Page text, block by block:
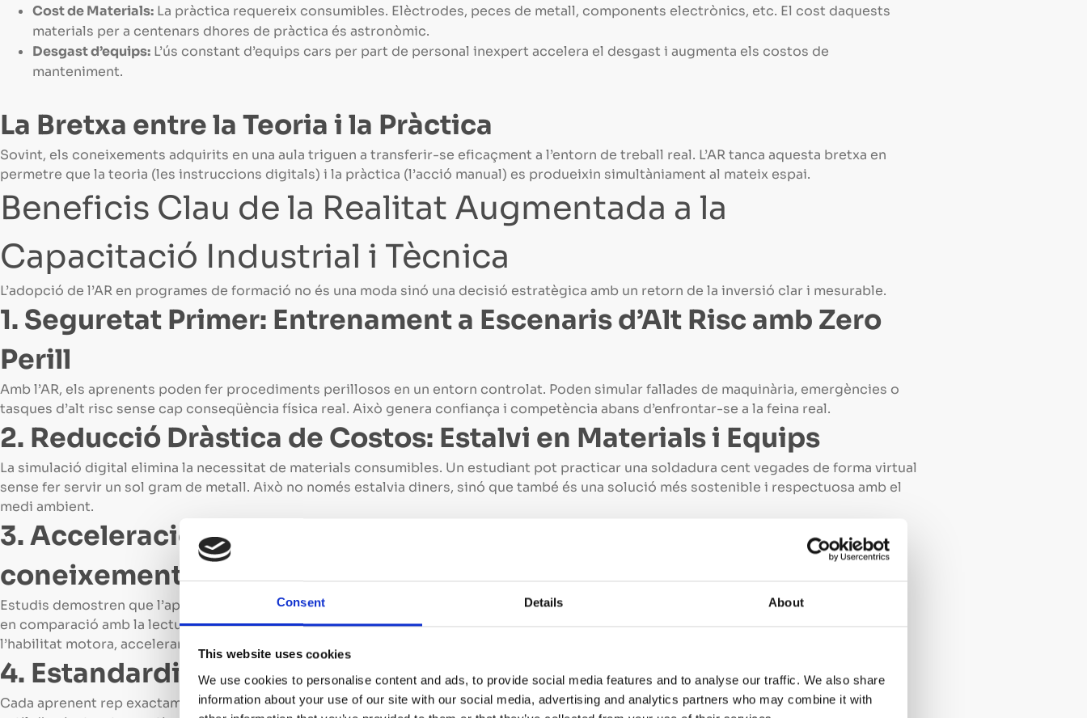
Consent Details About
This website uses cookies
We use cookies to personalise content and ads, to provide social media features and to analyse our traffic. We also share
information about your use of our site with our social media, advertising and analytics partners who may combine it with
Cost de Materials: La pràctica requereix consumibles. Elèctrodes, peces de metall, components electrònics, etc. El cost daquests
materials per a centenars dhores de pràctica és astronòmic.
Desgast d’equips: L’ús constant d’equips cars per part de personal inexpert accelera el desgast i augmenta els costos de
manteniment.
La Bretxa entre la Teoria i la Pràctica
Sovint, els coneixements adquirits en una aula triguen a transferir-se eficaçment a l’entorn de treball real. L’AR tanca aquesta bretxa en
permetre que la teoria (les instruccions digitals) i la pràctica (l’acció manual) es produeixin simultàniament al mateix espai.
Beneficis Clau de la Realitat Augmentada a la
Capacitació Industrial i Tècnica
L’adopció de l’AR en programes de formació no és una moda sinó una decisió estratègica amb un retorn de la inversió clar i mesurable.
1. Seguretat Primer: Entrenament a Escenaris d’Alt Risc amb Zero
Perill
Amb l’AR, els aprenents poden fer procediments perillosos en un entorn controlat. Poden simular fallades de maquinària, emergències o
tasques d’alt risc sense cap conseqüència física real. Això genera confiança i competència abans d’enfrontar-se a la feina real.
2. Reducció Dràstica de Costos: Estalvi en Materials i Equips
La simulació digital elimina la necessitat de materials consumibles. Un estudiant pot practicar una soldadura cent vegades de forma virtual
sense fer servir un sol gram de metall. Això no només estalvia diners, sinó que també és una solució més sostenible i respectuosa amb el
medi ambient.
3. Acceleració de la corba d’aprenentatge i retenció del
coneixement
Estudis demostren que l’aprenentatge interactiu i experiencial (“aprendre fent”) augmenta significativament la retenció del coneixement
en comparació amb la lectura o l’escolta passiva. La guia pas a pas de l’AR redueix la càrrega cognitiva i permet al cervell centrar-se en
l’habilitat motora, accelerant el domini de la tasca fins a un 50%.
4. Estandardització i Escalabilitat de la Formació
Cada aprenent rep exactament les mateixes instruccions i el mateix nivell de qualitat a la formació, sense dependre de la disponibilitat o